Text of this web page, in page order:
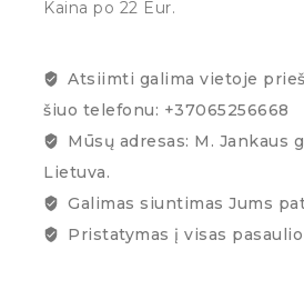
Kaina po 22 Eur.
Atsiimti galima vietoje
šiuo telefonu: +37065256668
Mūsų adresas: M. Jankaus
Lietuva.
Galimas siuntimas Jums
Pristatymas į visas pasaulio